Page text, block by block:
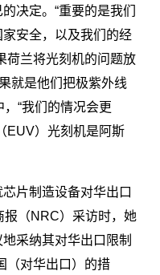
决定。“重要的是我们
安全，以及我们的经
荷兰将光刻机的问题放
就是他们把极紫外线
“我们的情况会更
EUV）光刻机是阿斯
片制造设备对华出口
报（NRC）采访时，她
采纳其对华出口限制
（对华出口）的措